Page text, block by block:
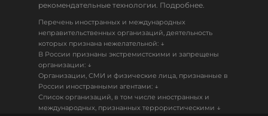
рекомендательные технологии. Подробнее.
Перечень иностранных и международных
неправительственных организаций, деятельность
которых признана нежелательной: ↓
В России признаны экстремистскими и запрещены
организации: ↓
Организации, СМИ и физические лица, признанные в
России иностранными агентами: ↓
Список организаций, в том числе иностранных и
международных, признанных террористическими ↓